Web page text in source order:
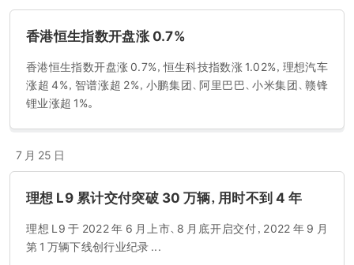
香港恒生指数开盘涨 0.7%
香港恒生指数开盘涨 0.7%，恒生科技指数涨 1.02%，理想汽车
涨超 4%，智谱涨超 2%，小鹏集团、阿里巴巴、小米集团、赣锋
锂业涨超 1%。
7 月 25 日
理想 L9 累计交付突破 30 万辆，用时不到 4 年
理想 L9 于 2022 年 6 月上市、8 月底开启交付，2022 年 9 月
第 1 万辆下线创行业纪录 ...